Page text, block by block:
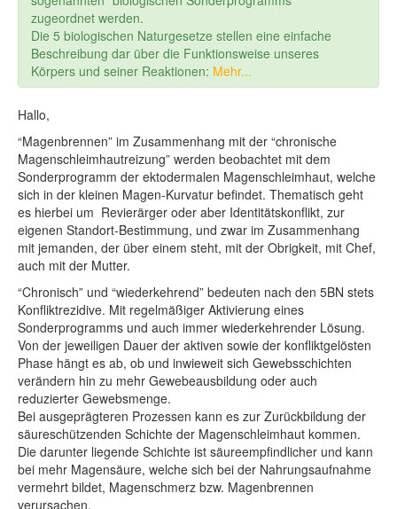
zugeordnet werden.
Die 5 biologischen Naturgesetze stellen eine einfache
Beschreibung dar über die Funktionsweise unseres
Körpers und seiner Reaktionen: Mehr...
Hallo,
“Magenbrennen” im Zusammenhang mit der “chronische
Magenschleimhautreizung” werden beobachtet mit dem
Sonderprogramm der ektodermalen Magenschleimhaut, welche
sich in der kleinen Magen-Kurvatur befindet. Thematisch geht
es hierbei um Revierärger oder aber Identitätskonflikt, zur
eigenen Standort-Bestimmung, und zwar im Zusammenhang
mit jemanden, der über einem steht, mit der Obrigkeit, mit Chef,
auch mit der Mutter.
“Chronisch” und “wiederkehrend” bedeuten nach den 5BN stets
Konfliktrezidive. Mit regelmäßiger Aktivierung eines
Sonderprogramms und auch immer wiederkehrender Lösung.
Von der jeweiligen Dauer der aktiven sowie der konfliktgelösten
Phase hängt es ab, ob und inwieweit sich Gewebsschichten
verändern hin zu mehr Gewebeausbildung oder auch
reduzierter Gewebsmenge.
Bei ausgeprägteren Prozessen kann es zur Zurückbildung der
säureschützenden Schichte der Magenschleimhaut kommen.
Die darunter liegende Schichte ist säureempfindlicher und kann
bei mehr Magensäure, welche sich bei der Nahrungsaufnahme
vermehrt bildet, Magenschmerz bzw. Magenbrennen
verursachen.